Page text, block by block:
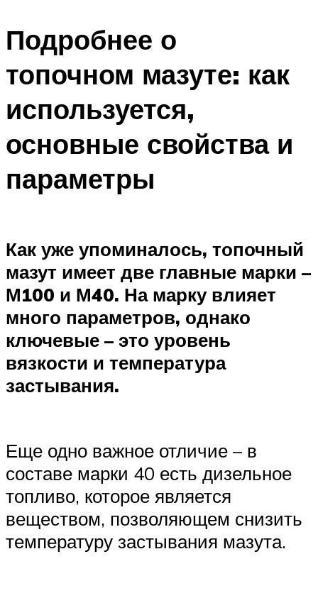
Подробнее о
топочном мазуте: как
используется,
основные свойства и
параметры
Как уже упоминалось, топочный
мазут имеет две главные марки –
М100 и М40. На марку влияет
много параметров, однако
ключевые – это уровень
вязкости и температура
застывания.
Еще одно важное отличие – в
составе марки 40 есть дизельное
топливо, которое является
веществом, позволяющем снизить
температуру застывания мазута.